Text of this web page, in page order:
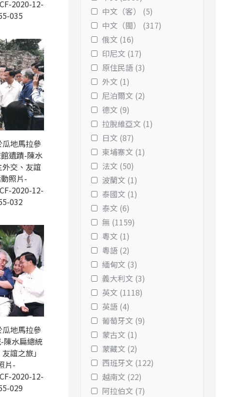
2020-12-
035
地馬拉參
遺蹟-陳水
交、友誼
照片-
2020-12-
032
地馬拉參
陳水扁總統
誼之旅」
片-
2020-12-
029
中文（客） (5)
中文（閩） (317)
俄文 (16)
印尼文 (17)
原住民語 (3)
外文 (1)
尼泊爾文 (2)
德文 (9)
拉脫維亞文 (1)
日文 (87)
柬埔寨文 (1)
法文 (50)
波蘭文 (1)
泰國文 (1)
泰文 (6)
無 (1159)
粵文 (1)
粵語 (2)
緬甸文 (3)
義大利文 (3)
英文 (1118)
英語 (4)
葡萄牙文 (9)
蒙古文 (1)
蒙藏文 (2)
西班牙文 (122)
越南文 (22)
阿拉伯文 (7)